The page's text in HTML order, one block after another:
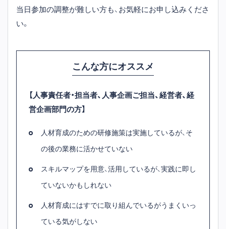
当日参加の調整が難しい方も、お気軽にお申し込みくださ
い。
こんな方にオススメ
【人事責任者・担当者、人事企画ご担当、経営者、経
営企画部門の方】
人材育成のための研修施策は実施しているが、そ
の後の業務に活かせていない
スキルマップを用意、活用しているが、実践に即し
ていないかもしれない
人材育成にはすでに取り組んでいるがうまくいっ
ている気がしない